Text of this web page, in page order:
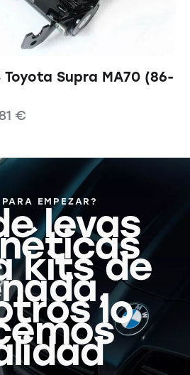
Toyota Supra MA70 (86-
€
EMPEZAR?
levas
kits de
lo